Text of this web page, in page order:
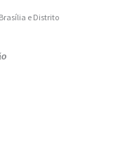
e Distrito